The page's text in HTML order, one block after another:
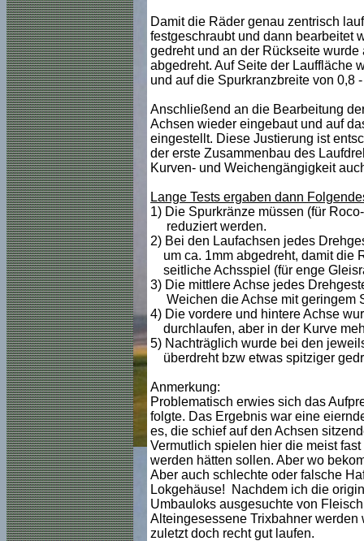
Damit die Räder genau zentrisch
festgeschraubt und dann bearbeitet
gedreht und an der Rückseite
abgedreht. Auf Seite der Lauffläche
und auf die Spurkranzbreite von 0,8
Anschließend an die Bearbeitung
Achsen wieder eingebaut und auf
eingestellt. Diese Justierung ist
der erste Zusammenbau des
Kurven- und Weichengängigkeit
Lange Tests ergaben dann
1) Die Spurkränze müssen (für
reduziert werden.
2) Bei den Laufachsen jedes
um ca. 1mm abgedreht, damit die
seitliche Achsspiel (für enge
3) Die mittlere Achse jedes
Weichen die Achse mit geringem
4) Die vordere und hintere Achse
durchlaufen, aber in der Kurve
5) Nachträglich wurde bei den
überdreht bzw etwas spitziger
Anmerkung:
Problematisch erwies sich das
folgte. Das Ergebnis war eine
es, die schief auf den Achsen
Vermutlich spielen hier die meist
werden hätten sollen. Aber wo
Aber auch schlechte oder falsche
Lokgehäuse! Nachdem ich die
Umbauloks ausgesuchte von
Alteingesessene Trixbahner
zuletzt doch recht gut laufen.